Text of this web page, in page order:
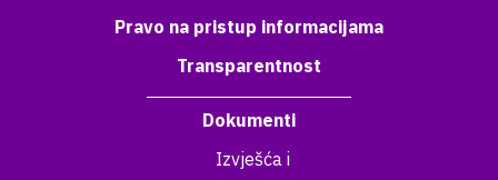
Pravo na pristup informacijama
Transparentnost
Dokumenti
Izvješća i